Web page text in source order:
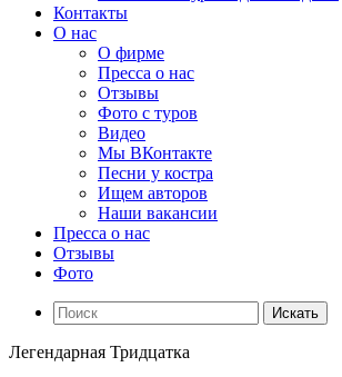
Контакты
О нас
О фирме
Пресса о нас
Отзывы
Фото с туров
Видео
Мы ВКонтакте
Песни у костра
Ищем авторов
Наши вакансии
Пресса о нас
Отзывы
Фото
Искать
Легендарная Тридцатка